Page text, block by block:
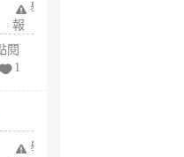
舉
報
閱
1
舉